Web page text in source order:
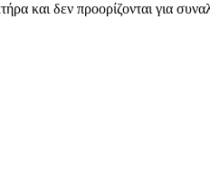
και δεν προορίζονται για